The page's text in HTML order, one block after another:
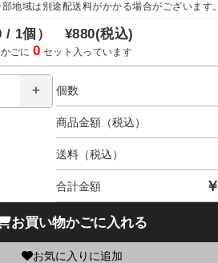
地域は別途配送料がかかる場合がございます。
/ 1個） ¥880(税込)
かごに0 セット入っています
個数
商品金額（税込）
送料（税込）
合計金額 ￥
お買い物かごに入れる
お気に入りに追加